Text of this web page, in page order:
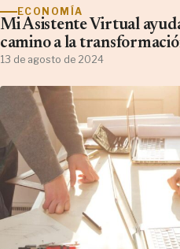
ECONOMÍA
Mi Asistente Virtual
camino a la
13 de agosto de 2024